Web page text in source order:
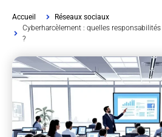
Accueil
Réseaux sociaux
Cyberharcèlement : quelles
?